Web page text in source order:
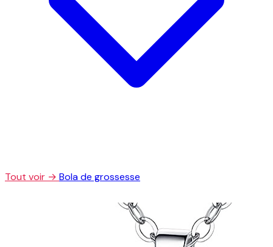
Tout voir → Bola de grossesse